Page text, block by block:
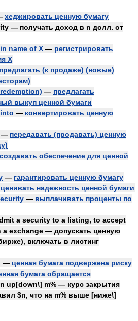
хеджировать ценную бумагу
— получать доход в n долл. от
name of X — регистрировать
X
предлагать (к продаже) (новые)
— предлагать
выкуп ценной бумаги
— конвертировать ценную
— передавать (продавать) ценную
создавать обеспечение для ценной
— гарантировать ценную бумагу
надежность ценной бумаги
— выплачивать проценты по
a security to a listing, to accept
exchange — допускать ценную
включать в листинг
— ценная бумага подвержена риску
бумага обращается
up[down\] m% — курс закрытия
$n, что на m% выше [ниже\]